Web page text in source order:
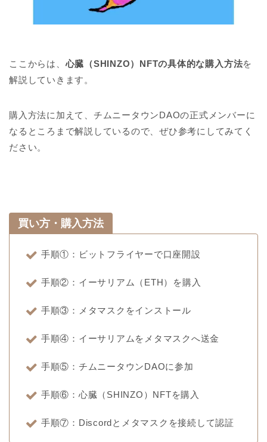
ここからは、心臓（SHINZO）NFTの具体的な購入方法を
解説していきます。
購入方法に加えて、チムニータウンDAOの正式メンバーに
なるところまで解説しているので、ぜひ参考にしてみてく
ださい。
買い方・購入方法
手順①：ビットフライヤーで口座開設
手順②：イーサリアム（ETH）を購入
手順③：メタマスクをインストール
手順④：イーサリアムをメタマスクへ送金
手順⑤：チムニータウンDAOに参加
手順⑥：心臓（SHINZO）NFTを購入
手順⑦：Discordとメタマスクを接続して認証